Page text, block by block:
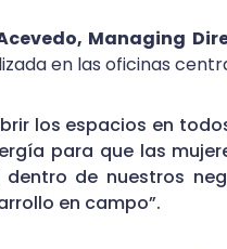
Managing
en las oficinas
los espacios en
para que las
de nuestros
en campo”.